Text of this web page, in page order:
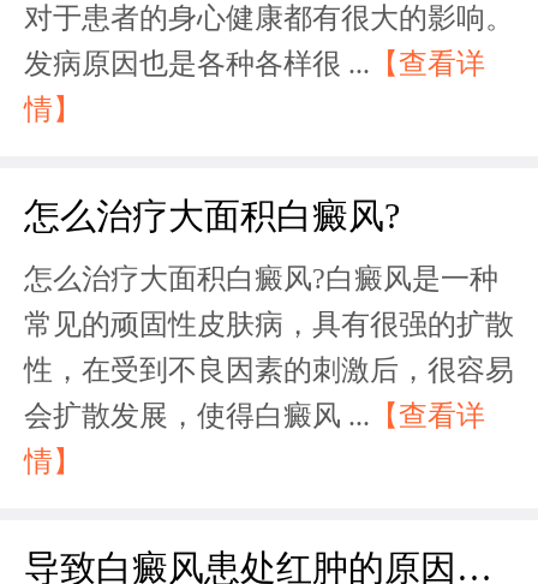
对于患者的身心健康都有很大的影响。
发病原因也是各种各样很 ... 【查看详
情】
怎么治疗大面积白癜风?
怎么治疗大面积白癜风?白癜风是一种
常见的顽固性皮肤病，具有很强的扩散
性，在受到不良因素的刺激后，很容易
会扩散发展，使得白癜风 ... 【查看详
情】
导致白癜风患处红肿的原因有哪些?